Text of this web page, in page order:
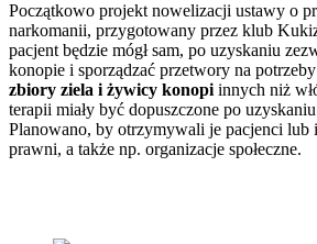
Koszykówka
Lekkoatletyka
Nostalgia
Łamigłówki
Kartka z kalendarza
Kultowe przeboje
Porady z tamtych lat
Wtedy się działo
Początkowo projekt nowelizacji ustawy o
narkomanii, przygotowany przez klub
pacjent będzie mógł sam, po uzyskaniu
konopie i sporządzać przetwory na
zbiory ziela i żywicy konopi innych niż
terapii miały być dopuszczone po
Planowano, by otrzymywali je pacjenci lub
prawni, a także np. organizacje społeczne.